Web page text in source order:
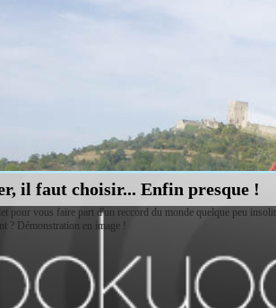
il faut choisir... Enfin presque !
pour vous faire part d'un reccord du monde quelque peu
? Démonstration en image !